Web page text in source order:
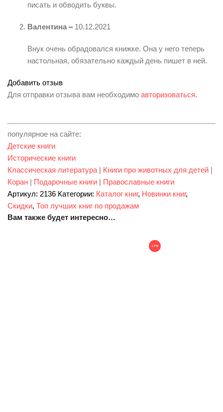
писать и обводить буквы.
Валентина – 10.12.2021
Внук очень обрадовался книжке. Она у него теперь
настольная, обязательно каждый день пишет в ней.
Добавить отзыв
Для отправки отзыва вам необходимо авторизоваться.
популярное на сайте:
Детские книги
Исторические книги
Классическая литература | Книги про животных для детей |
Коран | Подарочные книги | Православные книги
Артикул: 2136 Категории: Каталог книг, Новинки книг,
Скидки, Топ лучших книг по продажам
Вам также будет интересно…
-17%